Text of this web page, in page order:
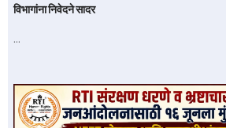
विभागांना निवेदने सादर
…